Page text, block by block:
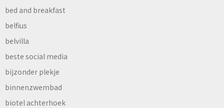
bed and breakfast
belfius
belvilla
beste social media
bijzonder plekje
binnenzwembad
biotel achterhoek